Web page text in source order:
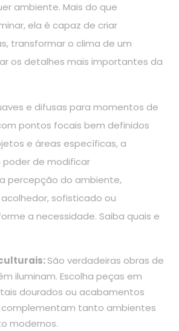
ambiente. Mais do que
ela é capaz de criar
transformar o clima de um
os detalhes mais importantes da
e difusas para momentos de
pontos focais bem definidos
e áreas específicas, a
de modificar
percepção do ambiente,
sofisticado ou
a necessidade. Saiba quais e
São verdadeiras obras de
iluminam. Escolha peças em
dourados ou acabamentos
complementam tanto ambientes
modernos.